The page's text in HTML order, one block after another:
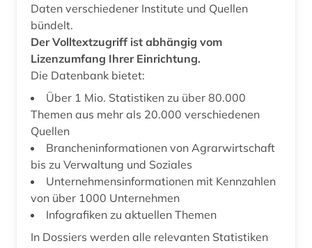
Daten verschiedener Institute und Quellen
bündelt.
Der Volltextzugriff ist abhängig vom
Lizenzumfang Ihrer Einrichtung.
Die Datenbank bietet:
Über 1 Mio. Statistiken zu über 80.000
Themen aus mehr als 20.000 verschiedenen
Quellen
Brancheninformationen von Agrarwirtschaft
bis zu Verwaltung und Soziales
Unternehmensinformationen mit Kennzahlen
von über 1000 Unternehmen
Infografiken zu aktuellen Themen
In Dossiers werden alle relevanten Statistiken